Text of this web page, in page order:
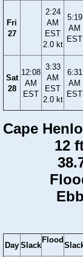
Fri
27
2:24
AM
EST
2.0 kt
5:19
AM
EST
Sat
28
12:08
AM
EST
3:33
AM
EST
2.0 kt
6:31
AM
EST
Cape
12
Day Slack
Flood